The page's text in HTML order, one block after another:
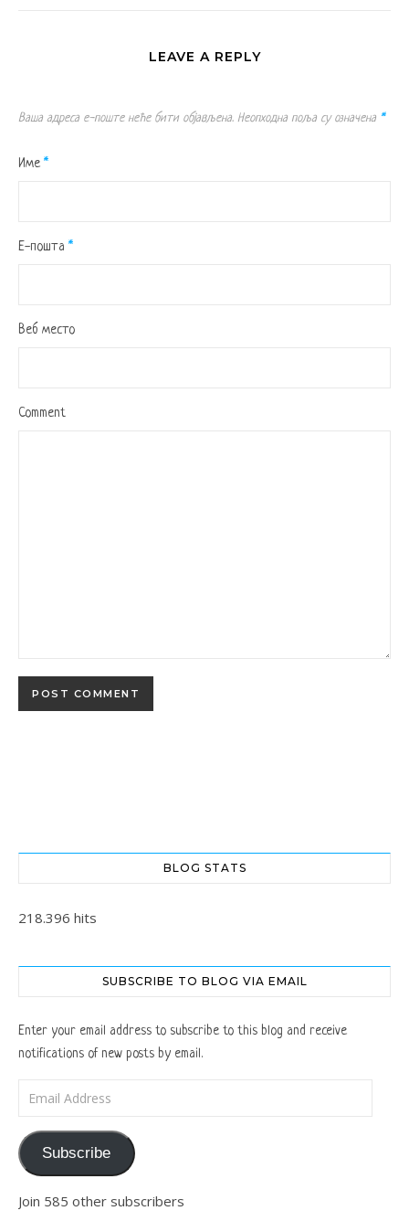
LEAVE A REPLY
Ваша адреса е-поште неће бити објављена. Неопходна поља су означена *
Име *
Е-пошта *
Веб место
Comment
BLOG STATS
218.396 hits
SUBSCRIBE TO BLOG VIA EMAIL
Enter your email address to subscribe to this blog and receive
notifications of new posts by email.
Subscribe
Join 585 other subscribers